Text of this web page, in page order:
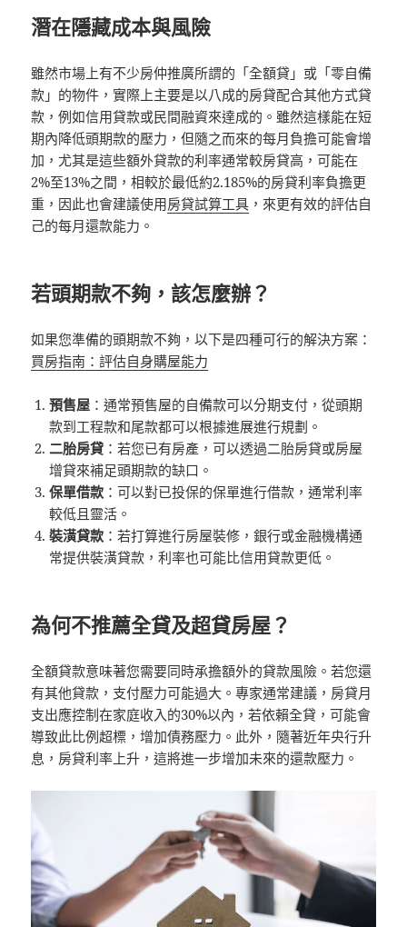
潛在隱藏成本與風險
雖然市場上有不少房仲推廣所謂的「全額貸」或「零自備
款」的物件，實際上主要是以八成的房貸配合其他方式貸
款，例如信用貸款或民間融資來達成的。雖然這樣能在短
期內降低頭期款的壓力，但隨之而來的每月負擔可能會增
加，尤其是這些額外貸款的利率通常較房貸高，可能在
2%至13%之間，相較於最低約2.185%的房貸利率負擔更
重，因此也會建議使用房貸試算工具 ，來更有效的評估自
己的每月還款能力。
若頭期款不夠，該怎麼辦？
如果您準備的頭期款不夠，以下是四種可行的解決方案：
買房指南：評估自身購屋能力
預售屋 ：通常預售屋的自備款可以分期支付，從頭期
款到工程款和尾款都可以根據進展進行規劃。
二胎房貸 ：若您已有房產，可以透過二胎房貸或房屋
增貸來補足頭期款的缺口。
保單借款 ：可以對已投保的保單進行借款，通常利率
較低且靈活。
裝潢貸款 ：若打算進行房屋裝修，銀行或金融機構通
常提供裝潢貸款，利率也可能比信用貸款更低。
為何不推薦全貸及超貸房屋？
全額貸款意味著您需要同時承擔額外的貸款風險。若您還
有其他貸款，支付壓力可能過大。專家通常建議，房貸月
支出應控制在家庭收入的30%以內，若依賴全貸，可能會
導致此比例超標，增加債務壓力。此外，隨著近年央行升
息，房貸利率上升，這將進一步增加未來的還款壓力。